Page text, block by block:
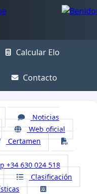
Calcular Elo
Contacto
Noticias
Web oficial
Certamen
+34 630 024 518
Clasificación